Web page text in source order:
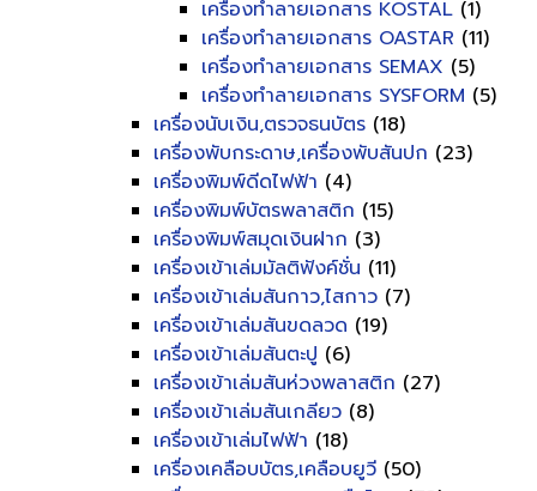
เครื่องทำลายเอกสาร KOSTAL (1)
เครื่องทำลายเอกสาร OASTAR (11)
เครื่องทำลายเอกสาร SEMAX (5)
เครื่องทำลายเอกสาร SYSFORM (5)
เครื่องนับเงิน,ตรวจธนบัตร (18)
เครื่องพับกระดาษ,เครื่องพับสันปก (23)
เครื่องพิมพ์ดีดไฟฟ้า (4)
เครื่องพิมพ์บัตรพลาสติก (15)
เครื่องพิมพ์สมุดเงินฝาก (3)
เครื่องเข้าเล่มมัลติฟังค์ชั่น (11)
เครื่องเข้าเล่มสันกาว,ไสกาว (7)
เครื่องเข้าเล่มสันขดลวด (19)
เครื่องเข้าเล่มสันตะปู (6)
เครื่องเข้าเล่มสันห่วงพลาสติก (27)
เครื่องเข้าเล่มสันเกลียว (8)
เครื่องเข้าเล่มไฟฟ้า (18)
เครื่องเคลือบบัตร,เคลือบยูวี (50)